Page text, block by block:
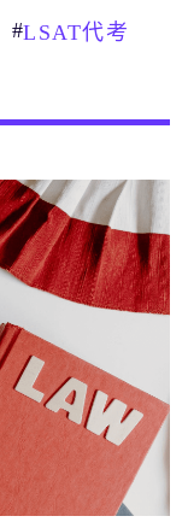
#LSAT代考